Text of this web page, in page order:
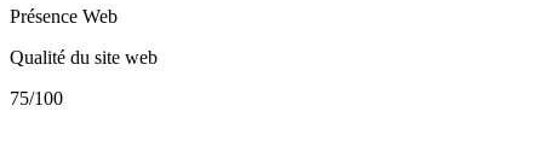
Présence Web
Qualité du site web
75/100